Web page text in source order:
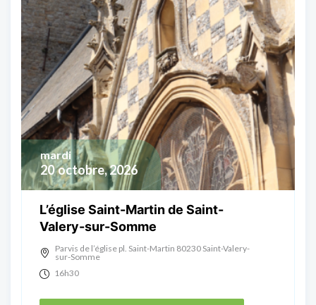
20 octobre, 2026
mardi
L’église Saint-Martin de Saint-
Valery-sur-Somme
Parvis de l’église pl. Saint-Martin 80230 Saint-Valery-
sur-Somme
16h30